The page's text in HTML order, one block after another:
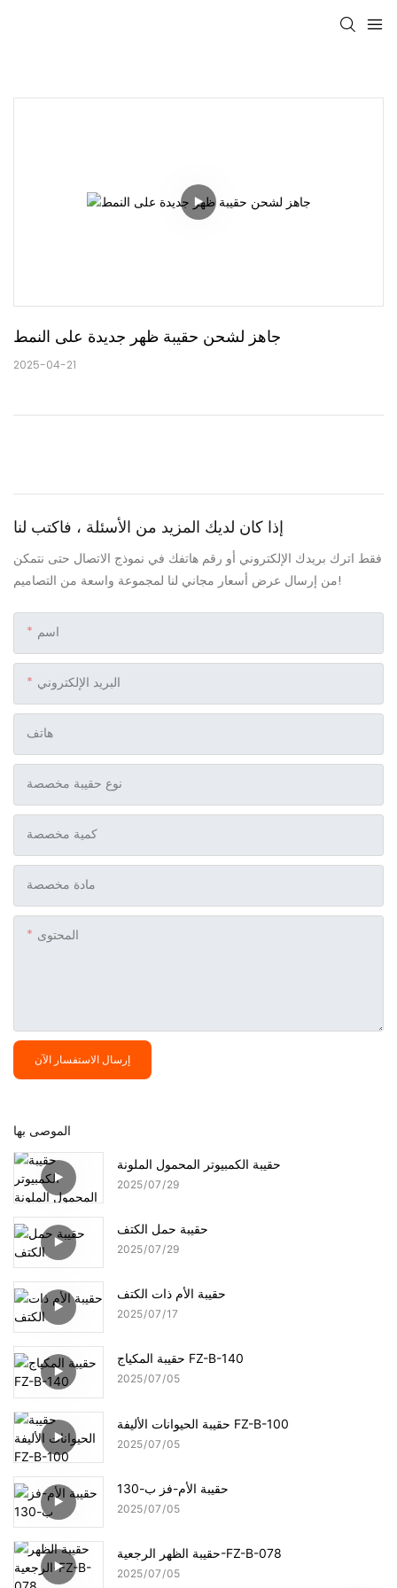
جاهز لشحن حقيبة ظهر جديدة على النمط
2025-04-21
إذا كان لديك المزيد من الأسئلة ، فاكتب لنا
فقط اترك بريدك الإلكتروني أو رقم هاتفك في نموذج الاتصال حتى نتمكن
من إرسال عرض أسعار مجاني لنا لمجموعة واسعة من التصاميم!
اسم
البريد الإلكتروني
هاتف
نوع حقيبة مخصصة
كمية مخصصة
مادة مخصصة
المحتوى
إرسال الاستفسار الآن
الموصى بها
حقيبة الكمبيوتر المحمول الملونة
2025 07 29
حقيبة حمل الكتف
2025 07 29
حقيبة الأم ذات الكتف
2025 07 17
حقيبة المكياج FZ-B-140
2025 07 05
حقيبة الحيوانات الأليفة FZ-B-100
2025 07 05
حقيبة الأم-فز ب-130
2025 07 05
حقيبة الظهر الرجعية-FZ-B-078
2025 07 05